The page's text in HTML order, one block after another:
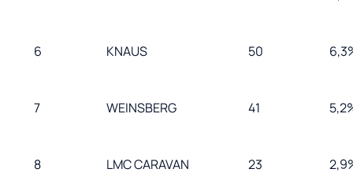
6 KNAUS 50
7 WEINSBERG 41
8 LMC CARAVAN 23